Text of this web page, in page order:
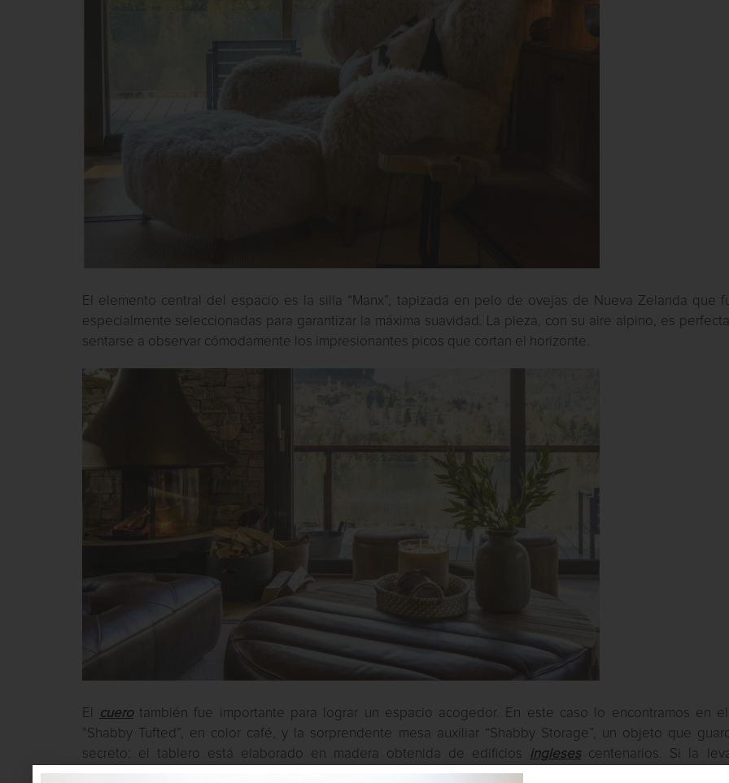
El elemento central del espacio es la silla “Manx”, tapizada en pelo de ovejas de Nueva Zelanda que
especialmente seleccionadas para garantizar la máxima suavidad. La pieza, con su aire alpino, es
sentarse a observar cómodamente los impresionantes picos que cortan el horizonte.
El cuerotambién fue importante para lograr un espacio acogedor. En este caso lo encontramos en
“Shabby Tufted”, en color café, y la sorprendente mesa auxiliar “Shabby Storage”, un objeto que
secreto: el tablero está elaborado en madera obtenida de edificios
inglesescentenarios. Si la